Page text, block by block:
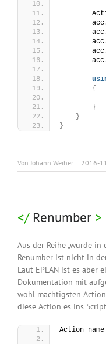
{
}
}
}
VonJohann Weiher | 2016-
Renumber
Aus der Reihe „wurde in
Renumber ist nicht in
Laut EPLAN ist es aber
Dokumentation mit
wohl mächtigsten
diese Action es ins
Action